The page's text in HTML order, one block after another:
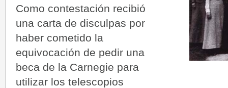
Como contestación recibió
una carta de disculpas por
haber cometido la
equivocación de pedir una
beca de la Carnegie para
utilizar los telescopios